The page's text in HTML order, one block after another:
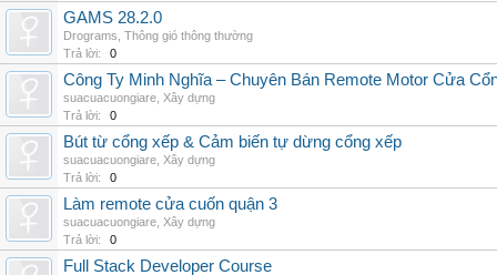
GAMS 28.2.0
Drograms Thông gió thông thường
Trả lời:
0
Công Ty Minh Nghĩa – Chuyên Bán Remote Motor Cửa
suacuacuongiare Xây dựng
Trả lời:
0
Bút từ cổng xếp & Cảm biến tự dừng cổng xếp
suacuacuongiare Xây dựng
Trả lời:
0
Làm remote cửa cuốn quận 3
suacuacuongiare Xây dựng
Trả lời:
0
Full Stack Developer Course